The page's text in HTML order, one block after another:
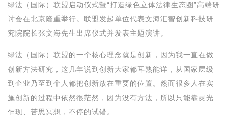
绿法（国际）联盟启动仪式暨“打造绿色立体法律生态圈”高端研
讨会在北京隆重举行。联盟发起单位代表文海汇智创新科技研
究院院长张文海先生出席仪式并发表主题演讲。
绿法（国际）联盟的一个核心理念就是创新，因为我一直在做
创新方法研究，这几年说到创新大家都耳熟能详，从国家层级
到企业乃至到个人都把创新放在重要的位置。然而很多人在实
施创新的过程中依然很茫然，因为没有方法，所以只能靠灵光
乍现、苦思冥想，不停的试错。